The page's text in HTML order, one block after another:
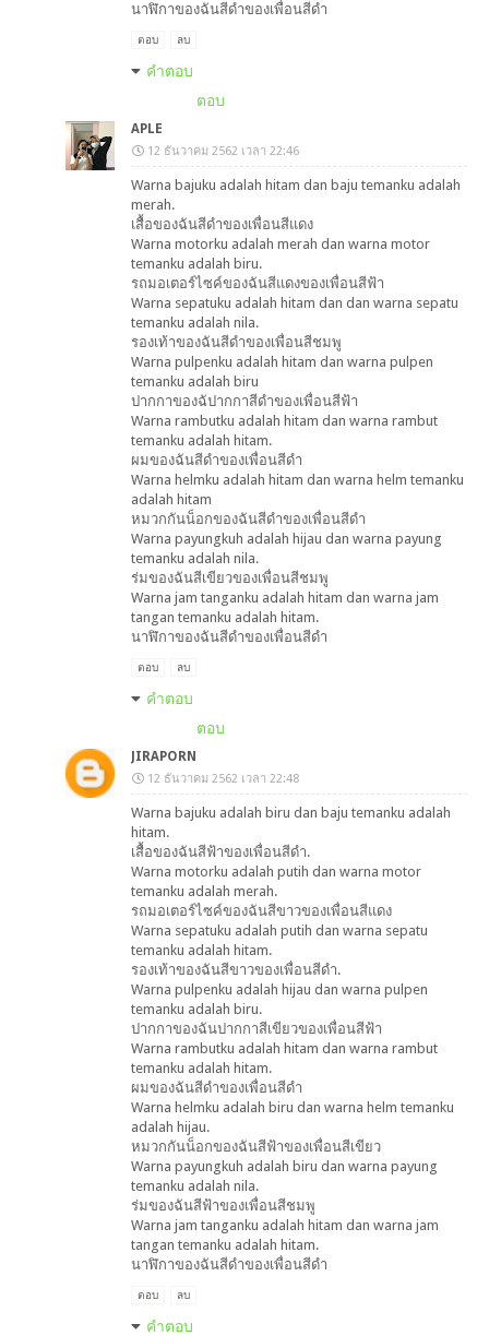
นาฬิกาของฉันสีดำของเพื่อนสีดำ
ตอบ ลบ
คำตอบ
ตอบ
APLE
12 ธันวาคม 2562 เวลา 22:46
Warna bajuku adalah hitam dan baju temanku adalah
merah.
เสื้อของฉันสีดำของเพื่อนสีแดง
Warna motorku adalah merah dan warna motor
temanku adalah biru.
รถมอเตอร์ไซค์ของฉันสีแดงของเพื่อนสีฟ้า
Warna sepatuku adalah hitam dan dan warna sepatu
temanku adalah nila.
รองเท้าของฉันสีดำของเพื่อนสีชมพู
Warna pulpenku adalah hitam dan warna pulpen
temanku adalah biru
ปากกาของฉัปากกาสีดำของเพื่อนสีฟ้า
Warna rambutku adalah hitam dan warna rambut
temanku adalah hitam.
ผมของฉันสีดำของเพื่อนสีดำ
Warna helmku adalah hitam dan warna helm temanku
adalah hitam
หมวกกันน็อกของฉันสีดำของเพื่อนสีดำ
Warna payungkuh adalah hijau dan warna payung
temanku adalah nila.
ร่มของฉันสีเขียวของเพื่อนสีชมพู
Warna jam tanganku adalah hitam dan warna jam
tangan temanku adalah hitam.
นาฬิกาของฉันสีดำของเพื่อนสีดำ
ตอบ ลบ
คำตอบ
ตอบ
JIRAPORN
12 ธันวาคม 2562 เวลา 22:48
Warna bajuku adalah biru dan baju temanku adalah
hitam.
เสื้อของฉันสีฟ้าของเพื่อนสีดำ.
Warna motorku adalah putih dan warna motor
temanku adalah merah.
รถมอเตอร์ไซค์ของฉันสีขาวของเพื่อนสีแดง
Warna sepatuku adalah putih dan warna sepatu
temanku adalah hitam.
รองเท้าของฉันสีขาวของเพื่อนสีดำ.
Warna pulpenku adalah hijau dan warna pulpen
temanku adalah biru.
ปากกาของฉันปากกาสีเขียวของเพื่อนสีฟ้า
Warna rambutku adalah hitam dan warna rambut
temanku adalah hitam.
ผมของฉันสีดำของเพื่อนสีดำ
Warna helmku adalah biru dan warna helm temanku
adalah hijau.
หมวกกันน็อกของฉันสีฟ้าของเพื่อนสีเขียว
Warna payungkuh adalah biru dan warna payung
temanku adalah nila.
ร่มของฉันสีฟ้าของเพื่อนสีชมพู
Warna jam tanganku adalah hitam dan warna jam
tangan temanku adalah hitam.
นาฬิกาของฉันสีดำของเพื่อนสีดำ
ตอบ ลบ
คำตอบ